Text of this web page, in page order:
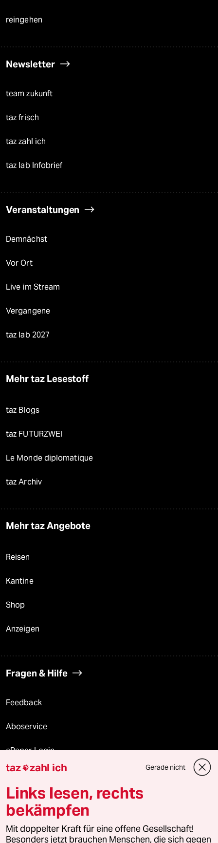
reingehen
Newsletter
team zukunft
taz frisch
taz zahl ich
taz lab Infobrief
Veranstaltungen
Demnächst
Vor Ort
Live im Stream
Vergangene
taz lab 2027
Mehr taz Lesestoff
taz Blogs
taz FUTURZWEI
Le Monde diplomatique
taz Archiv
Mehr taz Angebote
Reisen
Kantine
Shop
Anzeigen
Fragen & Hilfe
Feedback
Aboservice
ePaper Login
Downloads für Abonnierende
© 2026 taz Verlags und Vertriebs GmbH
Alle Rechte vorbehalten. Bei rechtlichen Fragen oder für Genehmigungen
wenden Sie sich bitte an
lizenzen@taz.de
taz zahl ich Gerade nicht
Links lesen, rechts
bekämpfen
Mit doppelter Kraft für eine offene Gesellschaft!
Besonders jetzt brauchen Menschen, die sich gegen